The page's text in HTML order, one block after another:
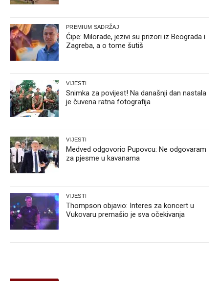
PREMIUM SADRŽAJ
Ćipe: Milorade, jezivi su prizori iz Beograda i
Zagreba, a o tome šutiš
VIJESTI
Snimka za povijest! Na današnji dan nastala
je čuvena ratna fotografija
VIJESTI
Medved odgovorio Pupovcu: Ne odgovaram
za pjesme u kavanama
VIJESTI
Thompson objavio: Interes za koncert u
Vukovaru premašio je sva očekivanja